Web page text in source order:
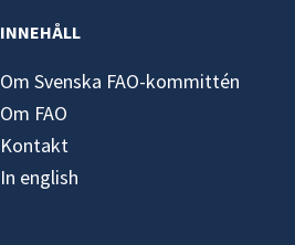
INNEHÅLL
Om Svenska FAO-kommittén
Om FAO
Kontakt
In english